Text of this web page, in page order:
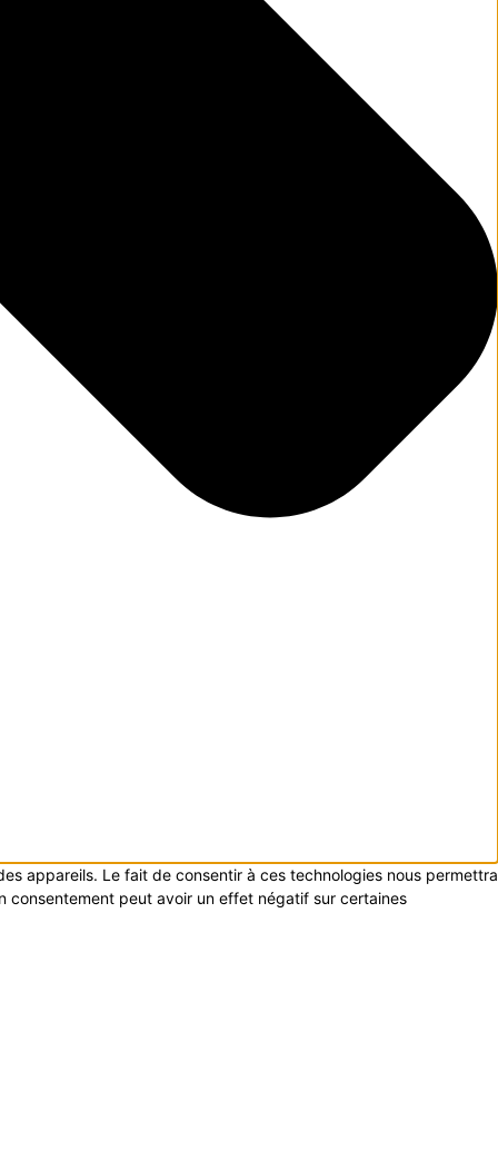
appareils. Le fait de consentir à ces technologies nous permettra
consentement peut avoir un effet négatif sur certaines